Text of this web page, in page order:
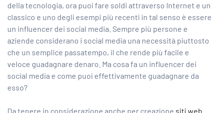
della tecnologia, ora puoi fare soldi attraverso Internet e un
classico e uno degli esempi più recenti in tal senso è essere
un influencer dei social media. Sempre più persone e
aziende considerano i social media una necessità piuttosto
che un semplice passatempo, il che rende più facile e
veloce guadagnare denaro. Ma cosa fa un influencer dei
social media e come puoi effettivamente guadagnare da
esso?
Da tenere in considerazione anche per creazione siti web